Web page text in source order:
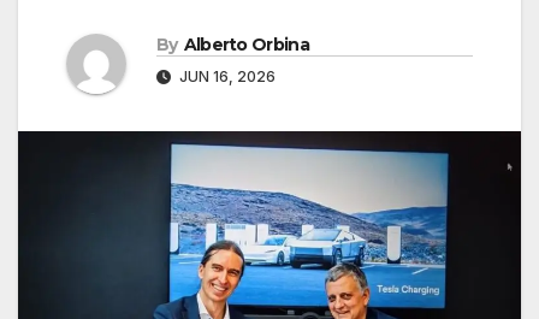
By Alberto Orbina
JUN 16, 2026